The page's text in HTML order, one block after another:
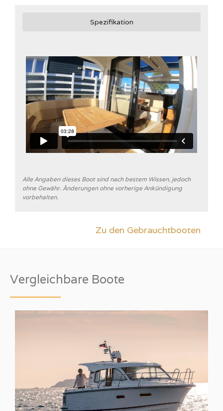
Spezifikation
Alle Angaben dieses Boot sind nach bestem Wissen, jedoch
ohne Gewähr. Änderungen ohne vorherige Ankündigung
vorbehalten.
Zu den Gebrauchtbooten
Vergleichbare Boote